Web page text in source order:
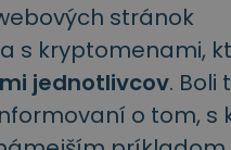
stránok
s kryptomenami,
jednotlivcov. Boli
o tom, s